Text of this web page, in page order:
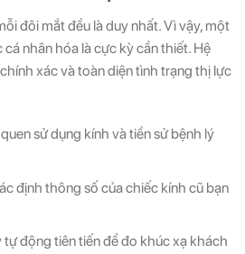
đôi mắt đều là duy nhất. Vì vậy, một
nhân hóa là cực kỳ cần thiết. Hệ
xác và toàn diện tình trạng thị lực
sử dụng kính và tiền sử bệnh lý
định thông số của chiếc kính cũ bạn
động tiên tiến để đo khúc xạ khách